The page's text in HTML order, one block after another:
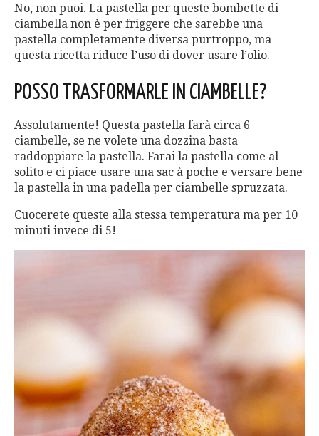
No, non puoi. La pastella per queste bombette di
ciambella non è per friggere che sarebbe una
pastella completamente diversa purtroppo, ma
questa ricetta riduce l’uso di dover usare l’olio.
POSSO TRASFORMARLE IN CIAMBELLE?
Assolutamente! Questa pastella farà circa 6
ciambelle, se ne volete una dozzina basta
raddoppiare la pastella. Farai la pastella come al
solito e ci piace usare una sac à poche e versare bene
la pastella in una padella per ciambelle spruzzata.
Cuocerete queste alla stessa temperatura ma per 10
minuti invece di 5!